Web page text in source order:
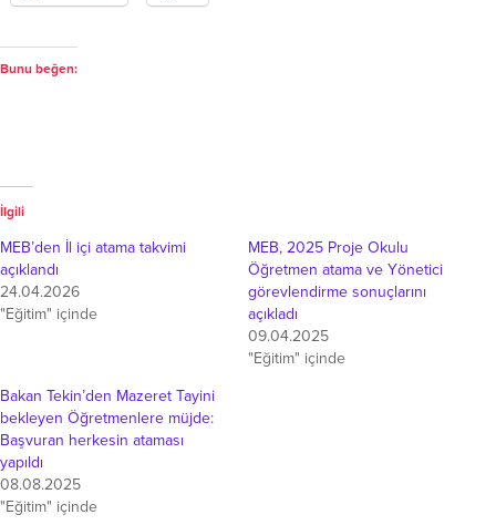
Bunu beğen:
İlgili
MEB’den İl içi atama takvimi
açıklandı
24.04.2026
"Eğitim" içinde
MEB, 2025 Proje Okulu
Öğretmen atama ve Yönetici
görevlendirme sonuçlarını
açıkladı
09.04.2025
"Eğitim" içinde
Bakan Tekin’den Mazeret Tayini
bekleyen Öğretmenlere müjde:
Başvuran herkesin ataması
yapıldı
08.08.2025
"Eğitim" içinde